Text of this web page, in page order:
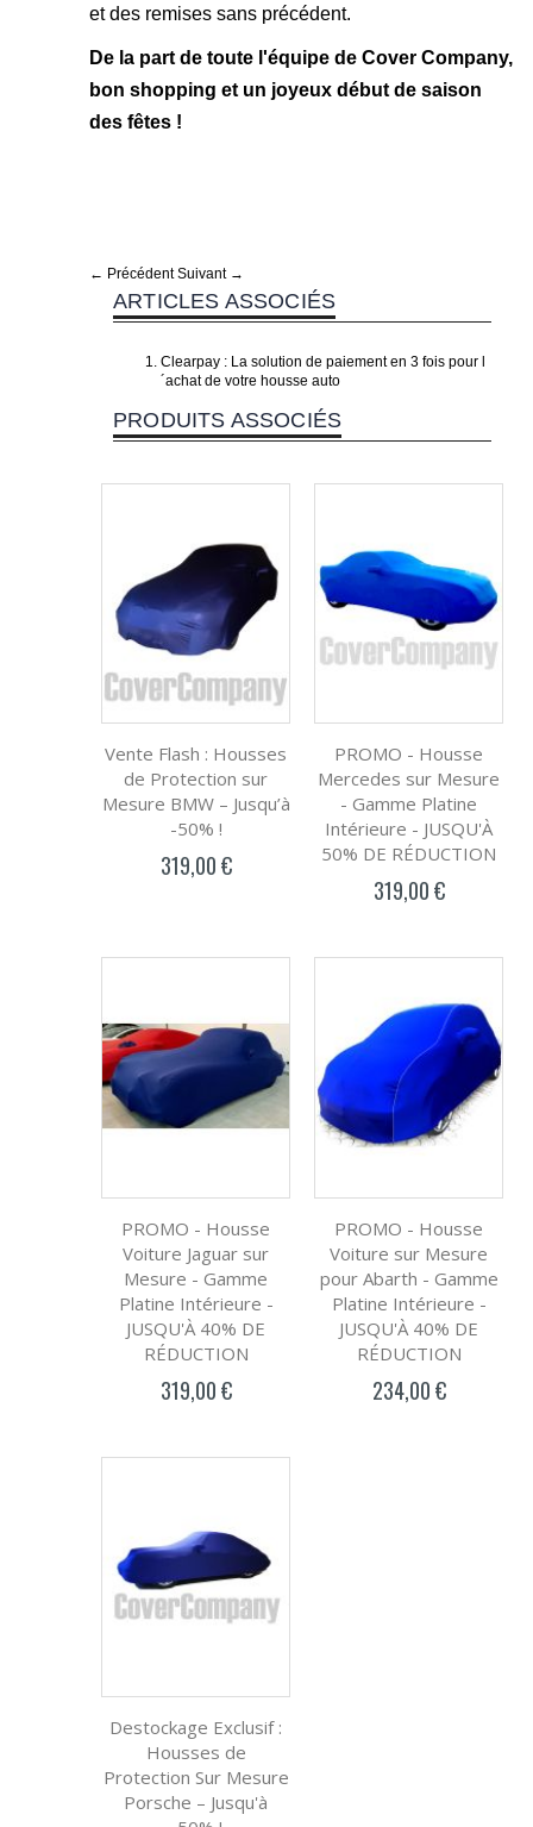
et des remises sans précédent.
De la part de toute l'équipe de Cover Company,
bon shopping et un joyeux début de saison
des fêtes !
← Précédent Suivant →
ARTICLES ASSOCIÉS
Clearpay : La solution de paiement en 3 fois pour l
´achat de votre housse auto
PRODUITS ASSOCIÉS
Vente Flash : Housses
de Protection sur
Mesure BMW – Jusqu’à
-50% !
319,00 €
PROMO - Housse
Mercedes sur Mesure
- Gamme Platine
Intérieure - JUSQU'À
50% DE RÉDUCTION
319,00 €
PROMO - Housse
Voiture Jaguar sur
Mesure - Gamme
Platine Intérieure -
JUSQU'À 40% DE
RÉDUCTION
319,00 €
PROMO - Housse
Voiture sur Mesure
pour Abarth - Gamme
Platine Intérieure -
JUSQU'À 40% DE
RÉDUCTION
234,00 €
Destockage Exclusif :
Housses de
Protection Sur Mesure
Porsche – Jusqu'à